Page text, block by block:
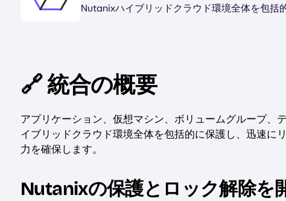
Nutanixハイブリッドクラウド環境全体を包括
🔗 統合の概要
アプリケーション、仮想マシン、ボリュームグループ
イブリッドクラウド環境全体を包括的に保護し、迅速に
力を確保します。
Nutanixの保護とロック解除を